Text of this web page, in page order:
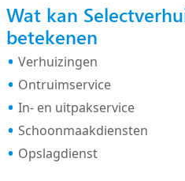
Wat kan
betekenen
Verhuizingen
Ontruimservice
In- en uitpakservice
Schoonmaakdiensten
Opslagdienst